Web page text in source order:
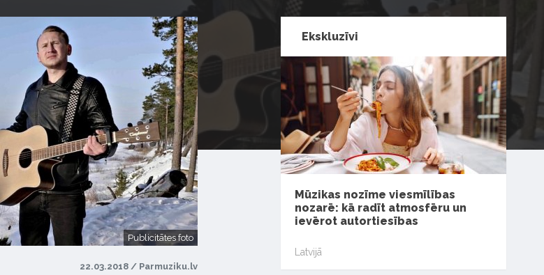
Publicitātes foto
22.03.2018 / Parmuziku.lv
Ekskluzīvi
Mūzikas nozīme viesmīlības
nozarē: kā radīt atmosfēru un
ievērot autortiesības
Latvijā